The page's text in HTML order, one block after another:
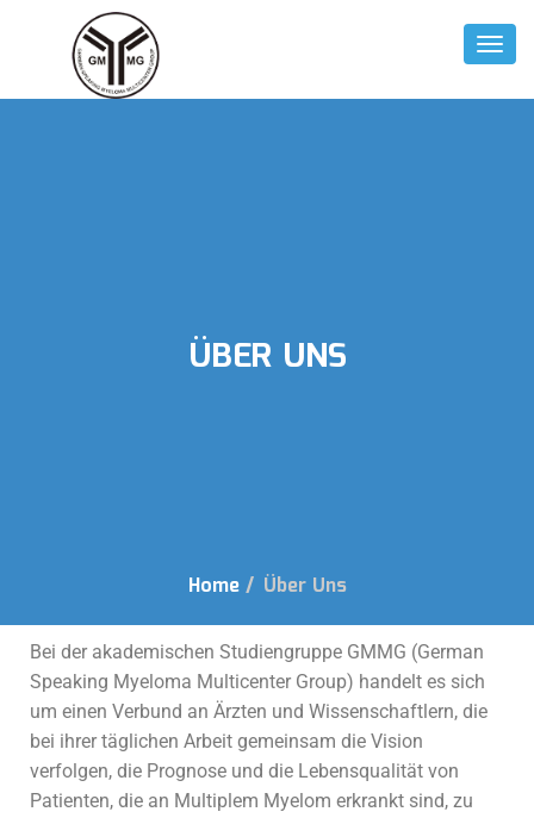
Toggle
ÜBER UNS
Home / Über Uns
Bei der akademischen Studiengruppe GMMG (German
Speaking Myeloma Multicenter Group) handelt es sich
um einen Verbund an Ärzten und Wissenschaftlern, die
bei ihrer täglichen Arbeit gemeinsam die Vision
verfolgen, die Prognose und die Lebensqualität von
Patienten, die an Multiplem Myelom erkrankt sind, zu